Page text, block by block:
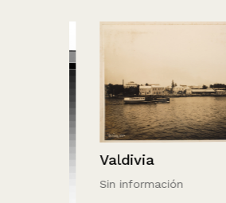
Valdivia
Sin información